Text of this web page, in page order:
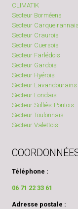
CLIMATIK
Secteur Borméens
Secteur Carqueirannais
Secteur Craurois
Secteur Cuersois
Secteur Farlédois
Secteur Gardois
Secteur Hyérois
Secteur Lavandourains
Secteur Londais
Secteur Solliès-Pontois
Secteur Toulonnais
Secteur Valettois
Téléphone :
06 71 22 33 61
Adresse postale :